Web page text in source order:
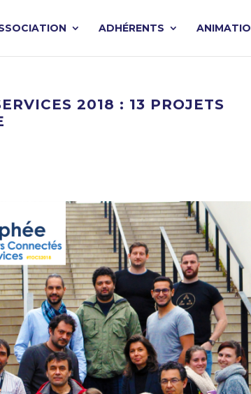
ADHÉRENTS
2018 : 13 PROJETS